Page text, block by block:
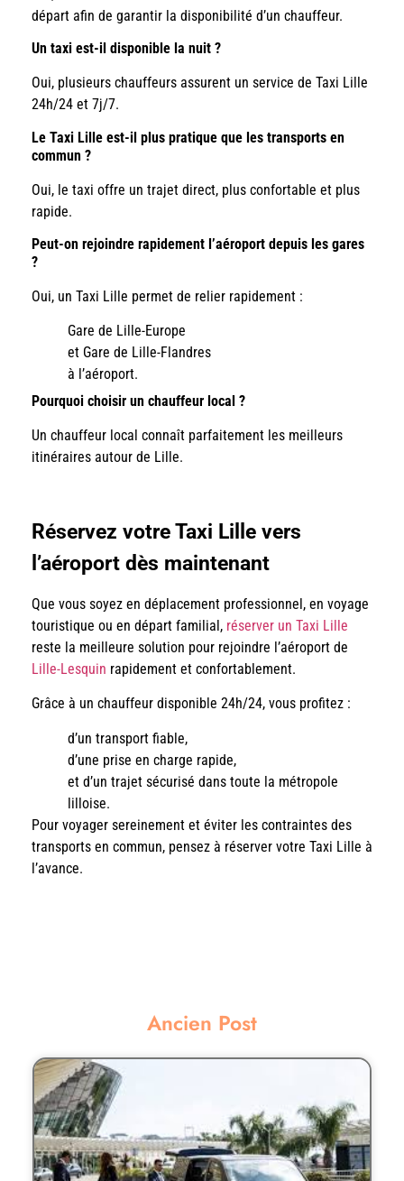
départ afin de garantir la disponibilité d’un chauffeur.
Un taxi est-il disponible la nuit ?
Oui, plusieurs chauffeurs assurent un service de Taxi Lille
24h/24 et 7j/7.
Le Taxi Lille est-il plus pratique que les transports en
commun ?
Oui, le taxi offre un trajet direct, plus confortable et plus
rapide.
Peut-on rejoindre rapidement l’aéroport depuis les gares
?
Oui, un Taxi Lille permet de relier rapidement :
Gare de Lille-Europe
et Gare de Lille-Flandres
à l’aéroport.
Pourquoi choisir un chauffeur local ?
Un chauffeur local connaît parfaitement les meilleurs
itinéraires autour de Lille.
Réservez votre Taxi Lille vers
l’aéroport dès maintenant
Que vous soyez en déplacement professionnel, en voyage
touristique ou en départ familial, réserver un Taxi Lille
reste la meilleure solution pour rejoindre l’aéroport de
Lille-Lesquin rapidement et confortablement.
Grâce à un chauffeur disponible 24h/24, vous profitez :
d’un transport fiable,
d’une prise en charge rapide,
et d’un trajet sécurisé dans toute la métropole
lilloise.
Pour voyager sereinement et éviter les contraintes des
transports en commun, pensez à réserver votre Taxi Lille à
l’avance.
Ancien Post